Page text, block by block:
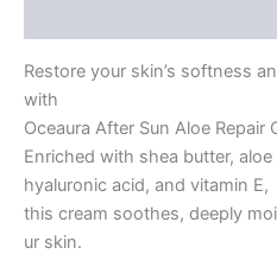
Restore your skin’s softness
with
Oceaura After Sun Aloe Repair
Enriched with shea butter,
hyaluronic acid, and vitamin E,
this cream soothes, deeply
ur skin.